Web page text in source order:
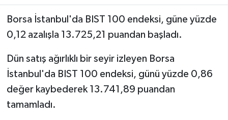
Borsa İstanbul'da BIST 100 endeksi, güne yüzde
0,12 azalışla 13.725,21 puandan başladı.
Dün satış ağırlıklı bir seyir izleyen Borsa
İstanbul'da BIST 100 endeksi, günü yüzde 0,86
değer kaybederek 13.741,89 puandan
tamamladı.